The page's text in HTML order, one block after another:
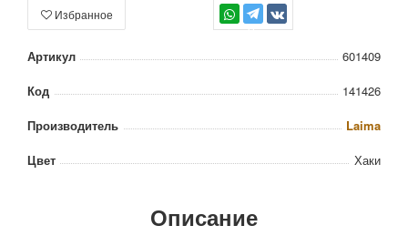
TG
Избранное
Артикул
601409
Код
141426
Производитель
Laima
Цвет
Хаки
Описание